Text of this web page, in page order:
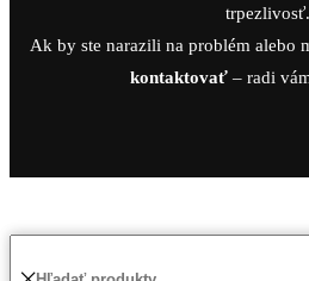
trpezlivosť.
Ak by ste narazili na problém alebo
kontaktovať – radi